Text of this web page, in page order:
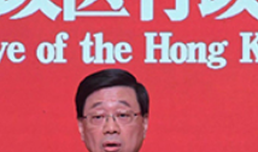
調研 建言深化皖港合
和社區中心作臨時避暑中
會暨第十屆殘疾人運動會